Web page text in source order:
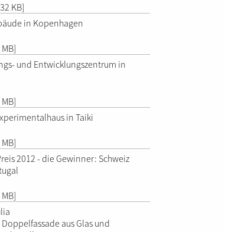
KB]
in Kopenhagen
und Entwicklungszentrum in
in Taiki
2012 - die Gewinner: Schweiz
aus Glas und